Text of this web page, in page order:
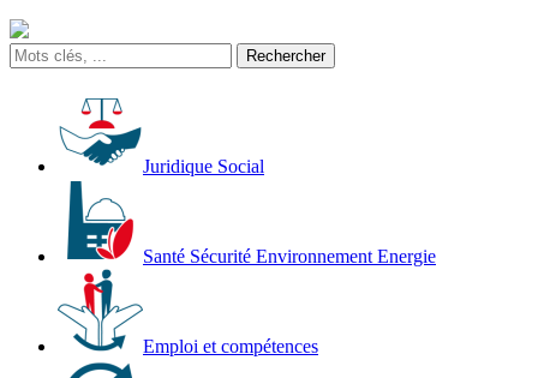
Juridique Social
Santé Sécurité Environnement Energie
Emploi et compétences